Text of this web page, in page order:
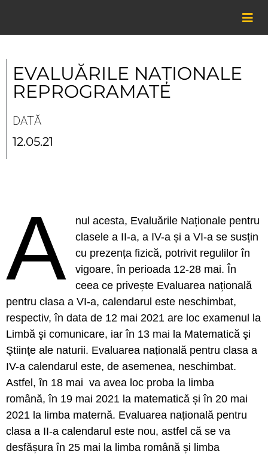
content
EVALUĂRILE NAȚIONALE
REPROGRAMATE
DATĂ
12.05.21
A
nul acesta, Evaluările Naționale pentru
clasele a II-a, a IV-a și a VI-a se susțin
cu prezența fizică, potrivit regulilor în
vigoare, în perioada 12-28 mai. În
ceea ce privește Evaluarea națională
pentru clasa a VI-a, calendarul este neschimbat,
respectiv, în data de 12 mai 2021 are loc examenul la
Limbă şi comunicare, iar în 13 mai la Matematică şi
Ştiinţe ale naturii. Evaluarea națională pentru clasa a
IV-a calendarul este, de asemenea, neschimbat.
Astfel, în 18 mai va avea loc proba la limba
română, în 19 mai 2021 la matematică și în 20 mai
2021 la limba maternă. Evaluarea națională pentru
clasa a II-a calendarul este nou, astfel că se va
desfășura în 25 mai la limba română și limba